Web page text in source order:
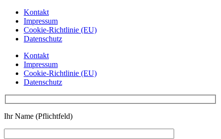
Kontakt
Impressum
Cookie-Richtlinie (EU)
Datenschutz
Kontakt
Impressum
Cookie-Richtlinie (EU)
Datenschutz
Ihr Name (Pflichtfeld)